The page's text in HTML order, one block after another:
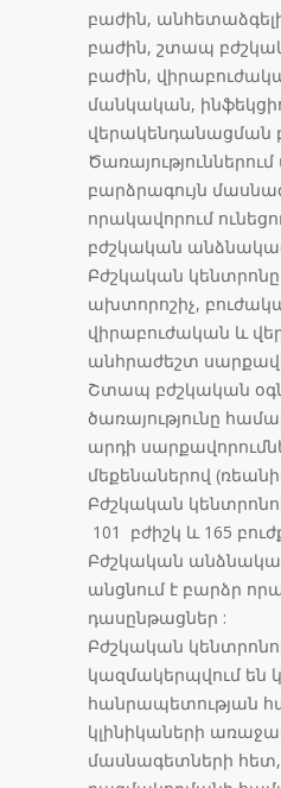
բաժին,
բաժին, շտապ
բաժին,
մանկական,
վերակենդանացման
բարձրագույն
որակավորում
բժշկական
Բժշկական
ախտորոշիչ,
վիրաբուժական և
անհրաժեշտ
Շտապ բժշկական
ծառայությունը
արդի
մեքենաներով
Բժշկական
101 բժիշկ և 165
Բժշկական
անցնում է բարձր
դասընթացներ :
Բժշկական
կազմակերպվում են
հանրապետության
կլինիկաների
մասնագետների հետ,